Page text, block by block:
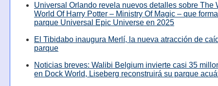
Universal Orlando revela nuevos detalles sobre The
World Of Harry Potter – Ministry Of Magic – que
parque Universal Epic Universe en 2025
El Tibidabo inaugura Merlí, la nueva atracción de
parque
Noticias breves: Walibi Belgium invierte casi 35
en Dock World, Liseberg reconstruirá su parque